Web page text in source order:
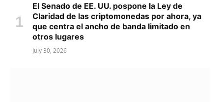
El Senado de EE. UU. pospone la Ley de
Claridad de las criptomonedas por ahora, ya
que centra el ancho de banda limitado en
otros lugares
July 30, 2026